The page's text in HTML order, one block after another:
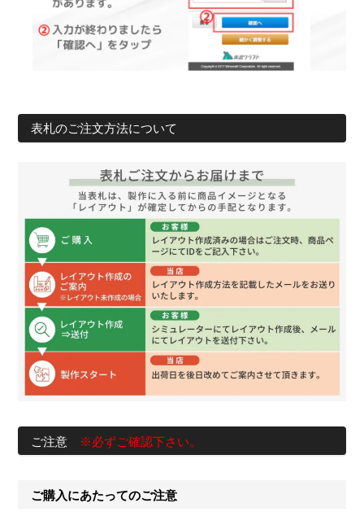
表札のご注文方法について
ご注意 ※必ずご確認下さい。
ご購入にあたってのご注意